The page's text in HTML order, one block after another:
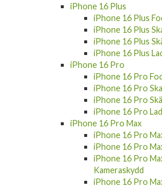
iPhone 16 Plus
iPhone 16 Plus
iPhone 16 Plus
iPhone 16 Plus
iPhone 16 Plus
iPhone 16 Pro
iPhone 16 Pro
iPhone 16 Pro
iPhone 16 Pro
iPhone 16 Pro
iPhone 16 Pro Max
iPhone 16 Pro
iPhone 16 Pro
iPhone 16 Pro
Kameraskydd
iPhone 16 Pro